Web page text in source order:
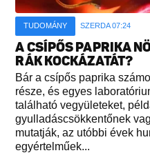
TUDOMÁNY SZERDA 07:24
A CSÍPŐS PAPRIKA
RÁK KOCKÁZATÁT?
Bár a csípős paprika
része, és egyes
található vegyületeket,
gyulladáscsökkentőnek
mutatják, az utóbbi évek
egyértelműek...